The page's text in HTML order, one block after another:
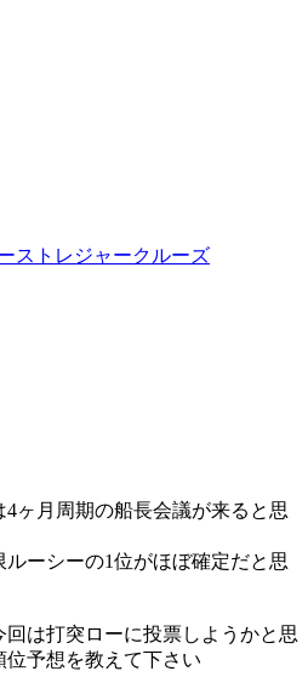
ストレジャークルーズ
ヶ月周期の船長会議が来ると思
ーシーの1位がほぼ確定だと思
は打突ローに投票しようかと思
予想を教えて下さい